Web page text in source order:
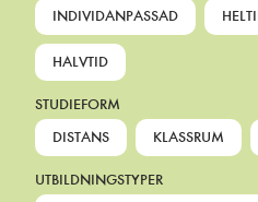
INDIVIDANPASSAD
HALVTID
STUDIEFORM
DISTANS
KLASSRUM
UTBILDNINGSTYPER